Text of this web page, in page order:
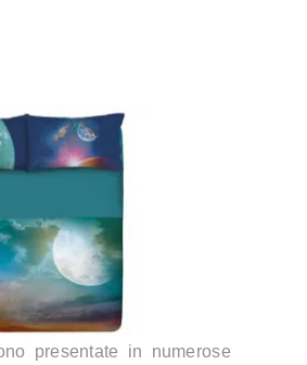
presentate in numerose